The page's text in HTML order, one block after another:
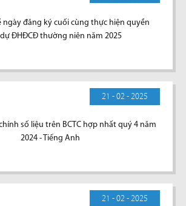
ngày đăng ký cuối cùng thực hiện quyền
ĐHĐCĐ thường niên năm 2025
21 - 02 - 2025
số liệu trên BCTC hợp nhất quý 4 năm
2024 - Tiếng Anh
21 - 02 - 2025